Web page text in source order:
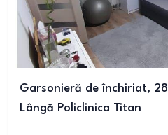
Garsonieră de închiriat,
Lângă Policlinica Titan